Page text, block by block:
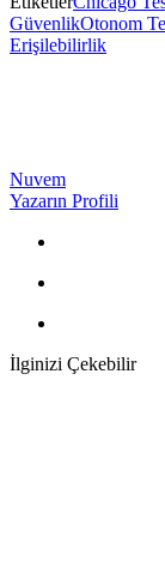
GüvenlikOtonom
Erişilebilirlik
Nuvem
Yazarın Profili
İlginizi Çekebilir